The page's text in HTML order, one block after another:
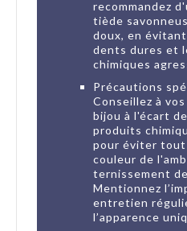
recommandez
tiède
doux, en
dents dures et
chimiques
Précautions
Conseillez à
bijou à l'écart
produits
pour éviter tout
couleur de
ternissement
Mentionnez
entretien
l’apparence